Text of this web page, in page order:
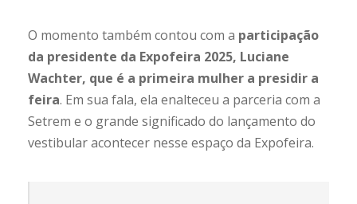
O momento também contou com a participação
da presidente da Expofeira 2025, Luciane
Wachter, que é a primeira mulher a presidir a
feira. Em sua fala, ela enalteceu a parceria com a
Setrem e o grande significado do lançamento do
vestibular acontecer nesse espaço da Expofeira.